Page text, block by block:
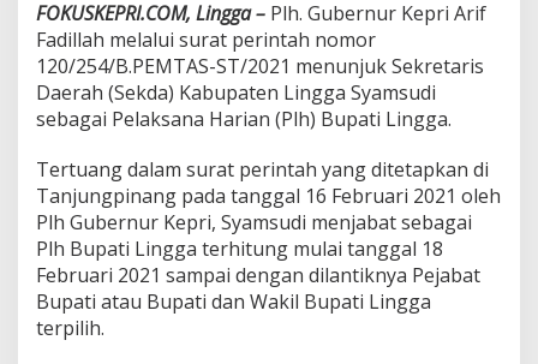
u
n
j
u
k
S
a
m
u
d
i
S
FOKUSKEPRI.COM, Lingga – Plh. Gubernur Kepri Arif
Fadillah melalui surat perintah nomor
120/254/B.PEMTAS-ST/2021 menunjuk Sekretaris
Daerah (Sekda) Kabupaten Lingga Syamsudi
sebagai Pelaksana Harian (Plh) Bupati Lingga.
Tertuang dalam surat perintah yang ditetapkan di
Tanjungpinang pada tanggal 16 Februari 2021 oleh
Plh Gubernur Kepri, Syamsudi menjabat sebagai
Plh Bupati Lingga terhitung mulai tanggal 18
Februari 2021 sampai dengan dilantiknya Pejabat
Bupati atau Bupati dan Wakil Bupati Lingga
terpilih.